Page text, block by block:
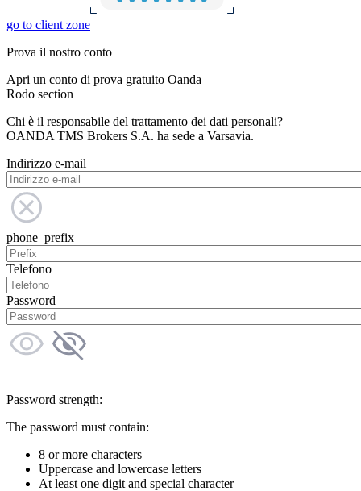
go to client zone
Prova il nostro conto
Apri un conto di prova gratuito Oanda
Rodo section
Chi è il responsabile del trattamento dei dati personali?
OANDA TMS Brokers S.A. ha sede a Varsavia.
Indirizzo e-mail
phone_prefix
Telefono
Password
Password strength:
The password must contain:
8 or more characters
Uppercase and lowercase letters
At least one digit and special character